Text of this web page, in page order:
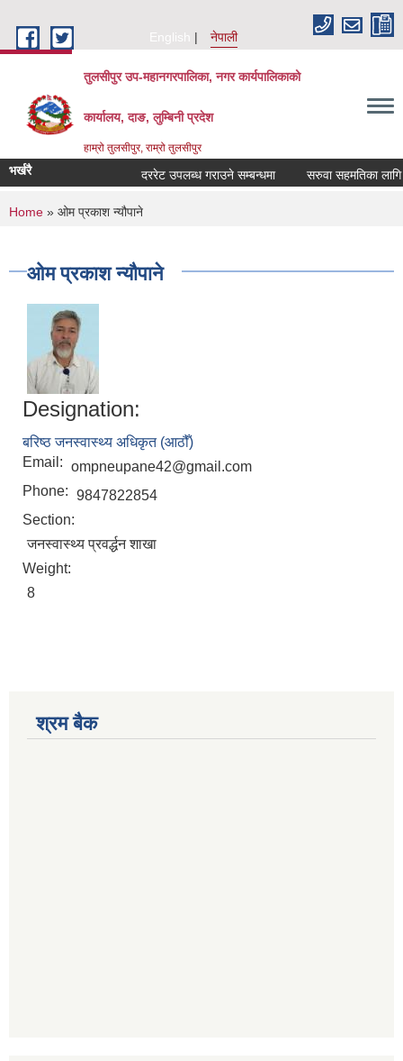
English
नेपाली
तुलसीपुर उप-महानगरपालिका, नगर कार्यपालिकाको
कार्यालय, दाङ, लुम्बिनी प्रदेश
हाम्रो तुलसीपुर, राम्रो तुलसीपुर
भर्खरै दररेट उपलब्ध गराउने सम्बन्धमा सरुवा सहमतिका लागि
You are here
Home » ओम प्रकाश न्यौपाने
ओम प्रकाश न्यौपाने
Designation:
बरिष्ठ जनस्वास्थ्य अधिकृत (आठौँ)
Email: ompneupane42@gmail.com
Phone: 9847822854
Section:
जनस्वास्थ्य प्रवर्द्धन शाखा
Weight:
8
श्रम बैक